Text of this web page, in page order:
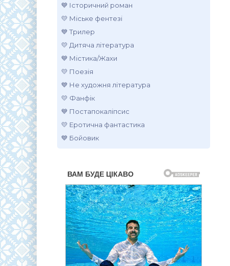
💙 Історичний роман
💛 Міське фентезі
💙 Трилер
💛 Дитяча література
💙 Містика/Жахи
💛 Поезія
💙 Не художня література
💛 Фанфік
💙 Постапокаліпсис
💛 Еротична фантастика
💙 Бойовик